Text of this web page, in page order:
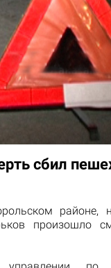
сбил
районе,
произошло